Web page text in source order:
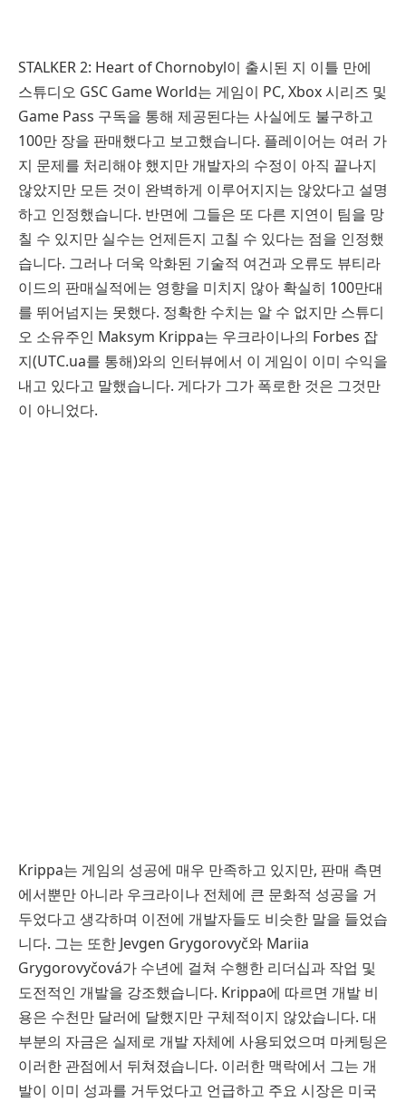
STALKER 2: Heart of Chornobyl이 출시된 지 이틀 만에
스튜디오 GSC Game World는 게임이 PC, Xbox 시리즈 및
Game Pass 구독을 통해 제공된다는 사실에도 불구하고
100만 장을 판매했다고 보고했습니다. 플레이어는 여러 가
지 문제를 처리해야 했지만 개발자의 수정이 아직 끝나지
않았지만 모든 것이 완벽하게 이루어지지는 않았다고 설명
하고 인정했습니다. 반면에 그들은 또 다른 지연이 팀을 망
칠 수 있지만 실수는 언제든지 고칠 수 있다는 점을 인정했
습니다. 그러나 더욱 악화된 기술적 여건과 오류도 뷰티라
이드의 판매실적에는 영향을 미치지 않아 확실히 100만대
를 뛰어넘지는 못했다. 정확한 수치는 알 수 없지만 스튜디
오 소유주인 Maksym Krippa는 우크라이나의 Forbes 잡
지(UTC.ua를 통해)와의 인터뷰에서 이 게임이 이미 수익을
내고 있다고 말했습니다. 게다가 그가 폭로한 것은 그것만
이 아니었다.
Krippa는 게임의 성공에 매우 만족하고 있지만, 판매 측면
에서뿐만 아니라 우크라이나 전체에 큰 문화적 성공을 거
두었다고 생각하며 이전에 개발자들도 비슷한 말을 들었습
니다. 그는 또한 Jevgen Grygorovyč와 Mariia
Grygorovyčová가 수년에 걸쳐 수행한 리더십과 작업 및
도전적인 개발을 강조했습니다. Krippa에 따르면 개발 비
용은 수천만 달러에 달했지만 구체적이지 않았습니다. 대
부분의 자금은 실제로 개발 자체에 사용되었으며 마케팅은
이러한 관점에서 뒤쳐졌습니다. 이러한 맥락에서 그는 개
발이 이미 성과를 거두었다고 언급하고 주요 시장은 미국